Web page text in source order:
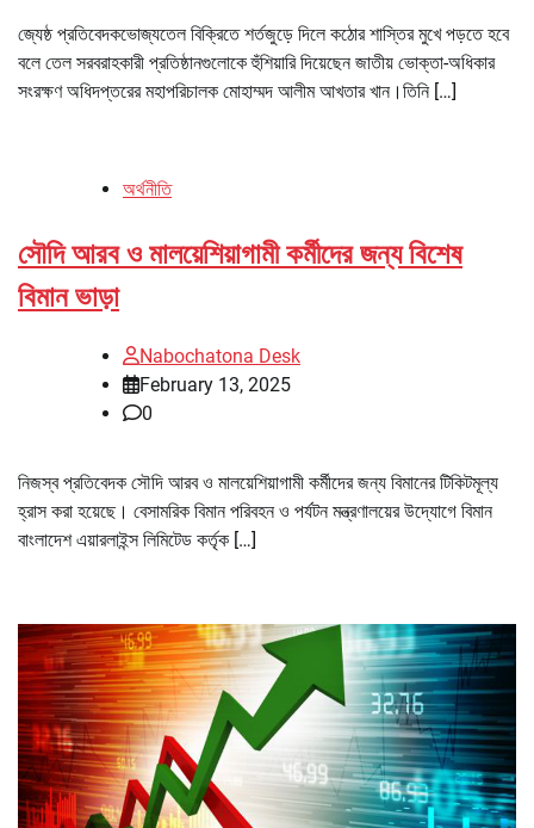
জ্যেষ্ঠ প্রতিবেদকভোজ্যতেল বিক্রিতে শর্তজুড়ে দিলে কঠোর শাস্তির মুখে পড়তে হবে
বলে তেল সরবরাহকারী প্রতিষ্ঠানগুলোকে হুঁশিয়ারি দিয়েছেন জাতীয় ভোক্তা-অধিকার
সংরক্ষণ অধিদপ্তরের মহাপরিচালক মোহাম্মদ আলীম আখতার খান।তিনি […]
অর্থনীতি
সৌদি আরব ও মালয়েশিয়াগামী কর্মীদের জন্য বিশেষ
বিমান ভাড়া
Nabochatona Desk
February 13, 2025
0
নিজস্ব প্রতিবেদক সৌদি আরব ও মালয়েশিয়াগামী কর্মীদের জন্য বিমানের টিকিটমূল্য
হ্রাস করা হয়েছে। বেসামরিক বিমান পরিবহন ও পর্যটন মন্ত্রণালয়ের উদ্যোগে বিমান
বাংলাদেশ এয়ারলাইন্স লিমিটেড কর্তৃক […]